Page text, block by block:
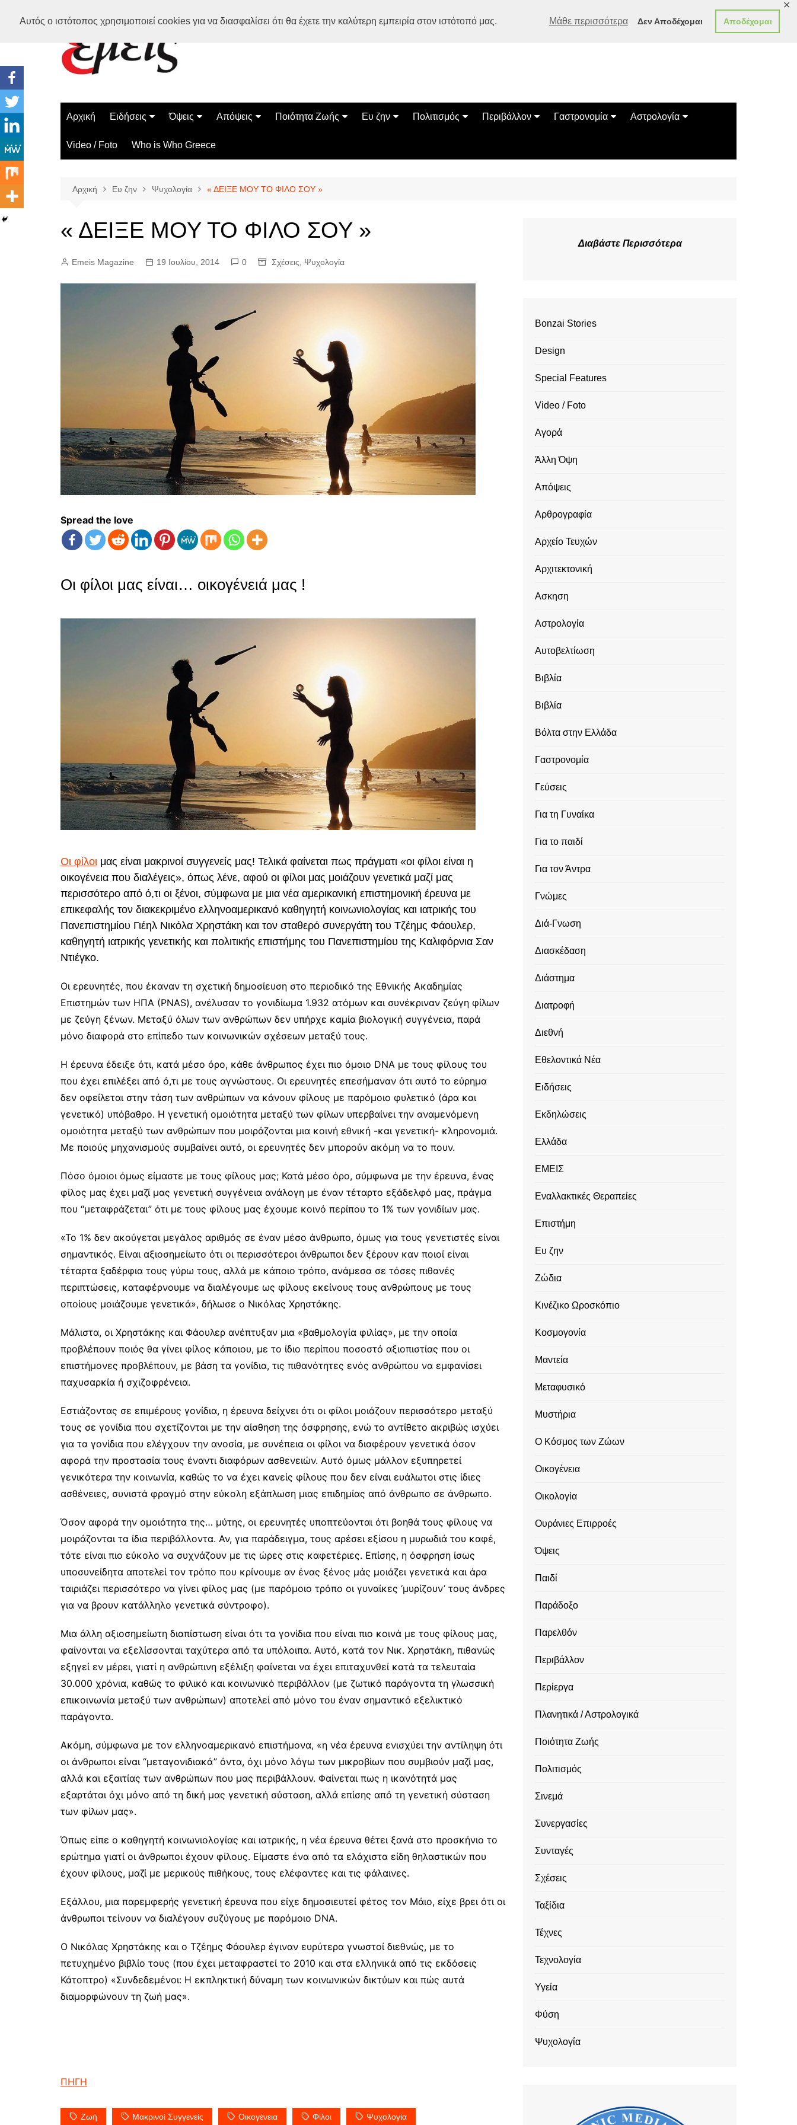
Αυτός ο ιστότοπος χρησιμοποιεί cookies για να διασφαλίσει ότι θα έχετε την καλύτερη εμπειρία στον ιστότοπό μας. Μάθε περισσότερα Δεν Αποδέχομαι Αποδέχομαι
✕
Αρχική Ειδήσεις
Ελλάδα
Διεθνή
Όψεις
Διάστημα
Επιστήμη
Απόψεις
Αρθρογραφία
Ποιότητα Ζωής
Ασκηση
Ευ ζην
Αυτοβελτίωση
Πολιτισμός
Εκδηλώσεις
Περιβάλλον
Οικολογία
Γαστρονομία
Συνταγές
Αστρολογία
Κινέζικο Ωροσκόπιο
Video / Foto Who is Who Greece
Αρχική Ευ ζην Ψυχολογία « ΔΕΙΞΕ ΜΟΥ ΤΟ ΦΙΛΟ ΣΟΥ »
« ΔΕΙΞΕ ΜΟΥ ΤΟ ΦΙΛΟ ΣΟΥ »
Emeis Magazine 19 Ιουλίου, 2014 0 Σχέσεις Ψυχολογία
Spread the love
Οι φίλοι μας είναι… οικογένειά μας !
Οι φίλοι μας είναι μακρινοί συγγενείς μας! Τελικά φαίνεται πως πράγματι «οι φίλοι είναι η
οικογένεια που διαλέγεις», όπως λένε, αφού οι φίλοι μας μοιάζουν γενετικά μαζί μας
περισσότερο από ό,τι οι ξένοι, σύμφωνα με μια νέα αμερικανική επιστημονική έρευνα με
επικεφαλής τον διακεκριμένο ελληνοαμερικανό καθηγητή κοινωνιολογίας και ιατρικής του
Πανεπιστημίου Γιέηλ Νικόλα Χρηστάκη και τον σταθερό συνεργάτη του Τζέημς Φάουλερ,
καθηγητή ιατρικής γενετικής και πολιτικής επιστήμης του Πανεπιστημίου της Καλιφόρνια Σαν
Ντιέγκο.
Οι ερευνητές, που έκαναν τη σχετική δημοσίευση στο περιοδικό της Εθνικής Ακαδημίας
Επιστημών των ΗΠΑ (PNAS), ανέλυσαν το γονιδίωμα 1.932 ατόμων και συνέκριναν ζεύγη φίλων
με ζεύγη ξένων. Μεταξύ όλων των ανθρώπων δεν υπήρχε καμία βιολογική συγγένεια, παρά
μόνο διαφορά στο επίπεδο των κοινωνικών σχέσεων μεταξύ τους.
Η έρευνα έδειξε ότι, κατά μέσο όρο, κάθε άνθρωπος έχει πιο όμοιο DNA με τους φίλους του
που έχει επιλέξει από ό,τι με τους αγνώστους. Οι ερευνητές επεσήμαναν ότι αυτό το εύρημα
δεν οφείλεται στην τάση των ανθρώπων να κάνουν φίλους με παρόμοιο φυλετικό (άρα και
γενετικό) υπόβαθρο. Η γενετική ομοιότητα μεταξύ των φίλων υπερβαίνει την αναμενόμενη
ομοιότητα μεταξύ των ανθρώπων που μοιράζονται μια κοινή εθνική -και γενετική- κληρονομιά.
Με ποιούς μηχανισμούς συμβαίνει αυτό, οι ερευνητές δεν μπορούν ακόμη να το πουν.
Πόσο όμοιοι όμως είμαστε με τους φίλους μας; Κατά μέσο όρο, σύμφωνα με την έρευνα, ένας
φίλος μας έχει μαζί μας γενετική συγγένεια ανάλογη με έναν τέταρτο εξάδελφό μας, πράγμα
που “μεταφράζεται” ότι με τους φίλους μας έχουμε κοινό περίπου το 1% των γονιδίων μας.
«Το 1% δεν ακούγεται μεγάλος αριθμός σε έναν μέσο άνθρωπο, όμως για τους γενετιστές είναι
σημαντικός. Είναι αξιοσημείωτο ότι οι περισσότεροι άνθρωποι δεν ξέρουν καν ποιοί είναι
τέταρτα ξαδέρφια τους γύρω τους, αλλά με κάποιο τρόπο, ανάμεσα σε τόσες πιθανές
περιπτώσεις, καταφέρνουμε να διαλέγουμε ως φίλους εκείνους τους ανθρώπους με τους
οποίους μοιάζουμε γενετικά», δήλωσε ο Νικόλας Χρηστάκης.
Μάλιστα, οι Χρηστάκης και Φάουλερ ανέπτυξαν μια «βαθμολογία φιλίας», με την οποία
προβλέπουν ποιός θα γίνει φίλος κάποιου, με το ίδιο περίπου ποσοστό αξιοπιστίας που οι
επιστήμονες προβλέπουν, με βάση τα γονίδια, τις πιθανότητες ενός ανθρώπου να εμφανίσει
παχυσαρκία ή σχιζοφρένεια.
Εστιάζοντας σε επιμέρους γονίδια, η έρευνα δείχνει ότι οι φίλοι μοιάζουν περισσότερο μεταξύ
τους σε γονίδια που σχετίζονται με την αίσθηση της όσφρησης, ενώ το αντίθετο ακριβώς ισχύει
για τα γονίδια που ελέγχουν την ανοσία, με συνέπεια οι φίλοι να διαφέρουν γενετικά όσον
αφορά την προστασία τους έναντι διαφόρων ασθενειών. Αυτό όμως μάλλον εξυπηρετεί
γενικότερα την κοινωνία, καθώς το να έχει κανείς φίλους που δεν είναι ευάλωτοι στις ίδιες
ασθένειες, συνιστά φραγμό στην εύκολη εξάπλωση μιας επιδημίας από άνθρωπο σε άνθρωπο.
Όσον αφορά την ομοιότητα της… μύτης, οι ερευνητές υποπτεύονται ότι βοηθά τους φίλους να
μοιράζονται τα ίδια περιβάλλοντα. Αν, για παράδειγμα, τους αρέσει εξίσου η μυρωδιά του καφέ,
τότε είναι πιο εύκολο να συχνάζουν με τις ώρες στις καφετέριες. Επίσης, η όσφρηση ίσως
υποσυνείδητα αποτελεί τον τρόπο που κρίνουμε αν ένας ξένος μάς μοιάζει γενετικά και άρα
ταιριάζει περισσότερο να γίνει φίλος μας (με παρόμοιο τρόπο οι γυναίκες ‘μυρίζουν’ τους άνδρες
για να βρουν κατάλληλο γενετικά σύντροφο).
Μια άλλη αξιοσημείωτη διαπίστωση είναι ότι τα γονίδια που είναι πιο κοινά με τους φίλους μας,
φαίνονται να εξελίσσονται ταχύτερα από τα υπόλοιπα. Αυτό, κατά τον Νικ. Χρηστάκη, πιθανώς
εξηγεί εν μέρει, γιατί η ανθρώπινη εξέλιξη φαίνεται να έχει επιταχυνθεί κατά τα τελευταία
30.000 χρόνια, καθώς το φιλικό και κοινωνικό περιβάλλον (με ζωτικό παράγοντα τη γλωσσική
επικοινωνία μεταξύ των ανθρώπων) αποτελεί από μόνο του έναν σημαντικό εξελικτικό
παράγοντα.
Ακόμη, σύμφωνα με τον ελληνοαμερικανό επιστήμονα, «η νέα έρευνα ενισχύει την αντίληψη ότι
οι άνθρωποι είναι “μεταγονιδιακά” όντα, όχι μόνο λόγω των μικροβίων που συμβιούν μαζί μας,
αλλά και εξαιτίας των ανθρώπων που μας περιβάλλουν. Φαίνεται πως η ικανότητά μας
εξαρτάται όχι μόνο από τη δική μας γενετική σύσταση, αλλά επίσης από τη γενετική σύσταση
των φίλων μας».
Όπως είπε ο καθηγητή κοινωνιολογίας και ιατρικής, η νέα έρευνα θέτει ξανά στο προσκήνιο το
ερώτημα γιατί οι άνθρωποι έχουν φίλους. Είμαστε ένα από τα ελάχιστα είδη θηλαστικών που
έχουν φίλους, μαζί με μερικούς πιθήκους, τους ελέφαντες και τις φάλαινες.
Εξάλλου, μια παρεμφερής γενετική έρευνα που είχε δημοσιευτεί φέτος τον Μάιο, είχε βρει ότι οι
άνθρωποι τείνουν να διαλέγουν συζύγους με παρόμοιο DNA.
Ο Νικόλας Χρηστάκης και ο Τζέημς Φάουλερ έγιναν ευρύτερα γνωστοί διεθνώς, με το
πετυχημένο βιβλίο τους (που έχει μεταφραστεί το 2010 και στα ελληνικά από τις εκδόσεις
Κάτοπτρο) «Συνδεδεμένοι: Η εκπληκτική δύναμη των κοινωνικών δικτύων και πώς αυτά
διαμορφώνουν τη ζωή μας».
ΠΗΓΗ
Ζωή Μακρινοί Συγγενείς Οικογένεια Φίλοι Ψυχολογία
Διαβάστε Περισσότερα
Bonzai Stories
Design
Special Features
Video / Foto
Αγορά
Άλλη Όψη
Απόψεις
Αρθρογραφία
Αρχείο Τευχών
Αρχιτεκτονική
Ασκηση
Αστρολογία
Αυτοβελτίωση
Βιβλία
Βιβλία
Βόλτα στην Ελλάδα
Γαστρονομία
Γεύσεις
Για τη Γυναίκα
Για το παιδί
Για τον Άντρα
Γνώμες
Διά-Γνωση
Διασκέδαση
Διάστημα
Διατροφή
Διεθνή
Εθελοντικά Νέα
Ειδήσεις
Εκδηλώσεις
Ελλάδα
ΕΜΕΙΣ
Εναλλακτικές Θεραπείες
Επιστήμη
Ευ ζην
Ζώδια
Κινέζικο Ωροσκόπιο
Κοσμογονία
Μαντεία
Μεταφυσικό
Μυστήρια
Ο Κόσμος των Ζώων
Οικογένεια
Οικολογία
Ουράνιες Επιρροές
Όψεις
Παιδί
Παράδοξο
Παρελθόν
Περιβάλλον
Περίεργα
Πλανητικά / Αστρολογικά
Ποιότητα Ζωής
Πολιτισμός
Σινεμά
Συνεργασίες
Συνταγές
Σχέσεις
Ταξίδια
Τέχνες
Τεχνολογία
Υγεία
Φύση
Ψυχολογία